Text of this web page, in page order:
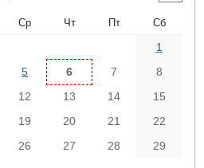
Ср Чт Пт Сб
1
5 6 7
8
12 13 14
15
19 20 21
22
26 27 28
29